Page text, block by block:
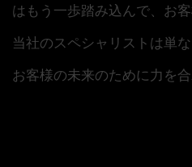
はもう一歩踏み込んで、お
当社のスペシャリストは単
お客様の未来のために力を